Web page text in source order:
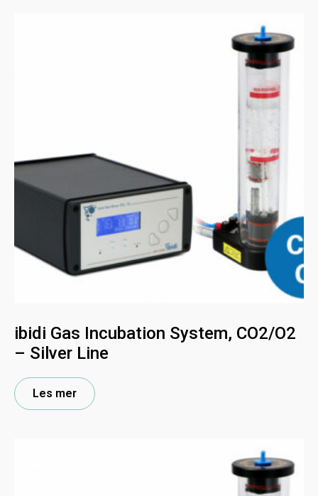
ibidi Gas Incubation System, CO2/O2
– Silver Line
Les mer